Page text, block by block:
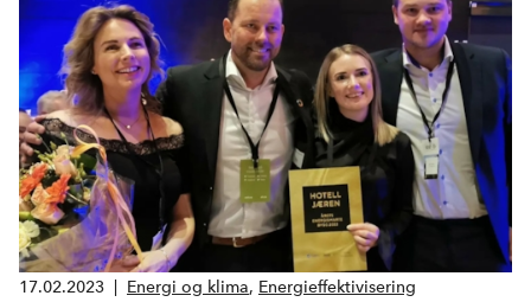
måtte rasjonere på strømmen, skriver Tore Strandskog i
dette innlegget.
17.02.2023 Energi og klima, Energieffektivisering